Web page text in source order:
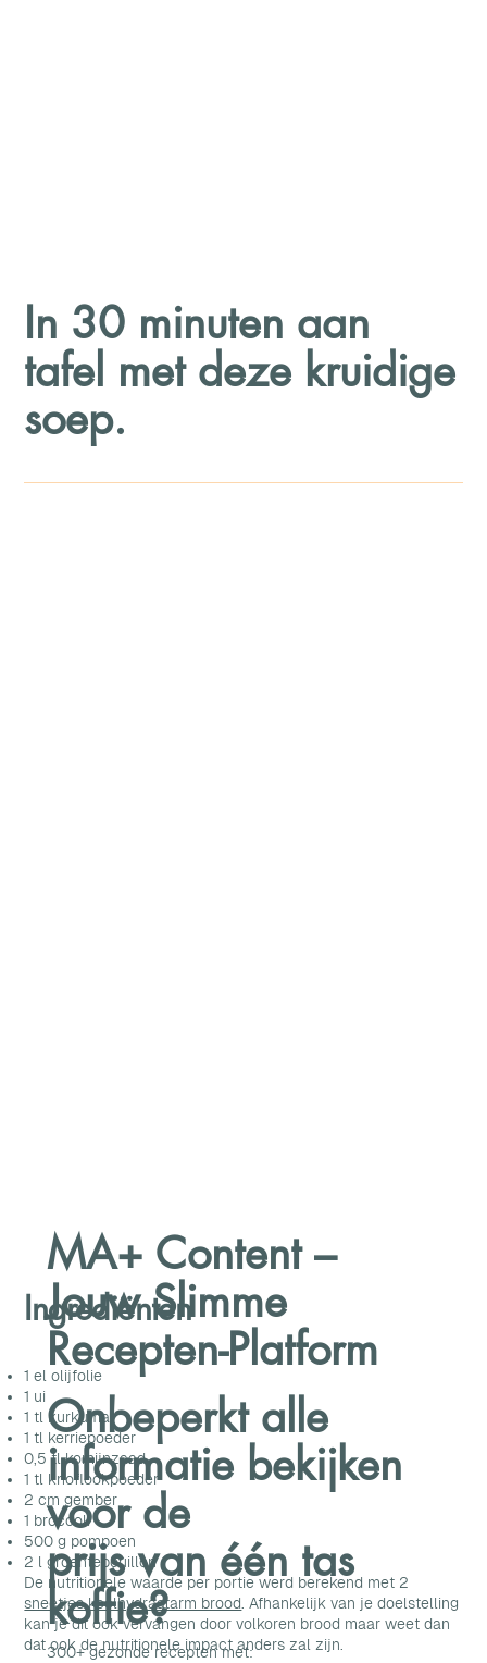
In 30 minuten aan
tafel met deze kruidige
soep.
Ingrediënten
1 el olijfolie
1 ui
1 tlkurkuma
1 tl kerriepoeder
0,5 tl komijnzaad
1 tl knoflookpoeder
2 cm gember
1 broccoli
500 g pompoen
2 l groentebouillon
De nutritionele waarde per portie werd berekend met 2
sneetjes koolhydraatarm brood. Afhankelijk van je doelstelling
kan je dit ook vervangen door volkoren brood maar weet dan
dat ook de nutritionele impact anders zal zijn.
MA+ Content –
Jouw Slimme
Recepten-Platform
Onbeperkt alle
informatie bekijken
voor de
prijs van één tas
koffie?
300+ gezonde recepten met: